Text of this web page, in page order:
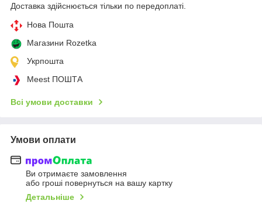
Доставка здійснюється тільки по передоплаті.
Нова Пошта
Магазини Rozetka
Укрпошта
Meest ПОШТА
Всі умови доставки
Умови оплати
Ви отримаєте замовлення
або гроші повернуться на вашу картку
Детальніше